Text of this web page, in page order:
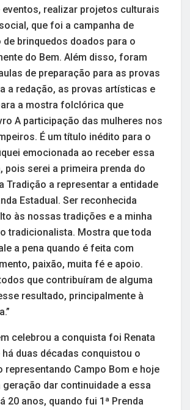
eventos, realizar projetos culturais
que foi a campanha de
de brinquedos doados para o
do Bem. Além disso, foram
de preparação para as provas
a redação, as provas artísticas e
a mostra folclórica que
A participação das mulheres nos
É um título inédito para o
emocionada ao receber essa
pois serei a primeira prenda do
Tradição a representar a entidade
Estadual. Ser reconhecida
às nossas tradições e a minha
tradicionalista. Mostra que toda
a pena quando é feita com
paixão, muita fé e apoio.
que contribuíram de alguma
resultado, principalmente à
celebrou a conquista foi Renata
há duas décadas conquistou o
representando Campo Bom e hoje
geração dar continuidade a essa
20 anos, quando fui 1ª Prenda